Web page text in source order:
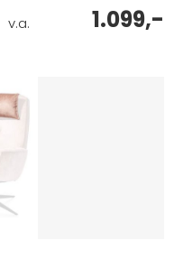
v.a.
1.099,-